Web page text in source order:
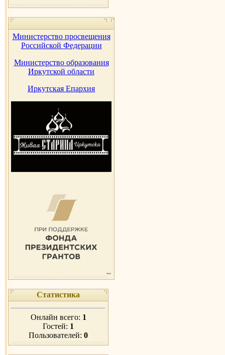
Министерство просвещения
Российской Федерации
Министерство образования
Иркутской области
Иркутская Епархия
Статистика
Онлайн всего: 1
Гостей: 1
Пользователей: 0